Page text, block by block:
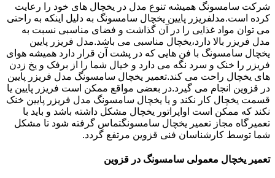
شرکت سامسونگ همیشه تنوع مدل در یخچال های خود را رعایت
کرده است.مدلفریزر پایین یخچال سامسونگ به دلیل اینکه به راحتی
می توان مواد غذایی را در آن گذاشت و فضای مناسبی نسبت به
مدل فریزر بالا دارد،یخچال مناسبی می باشد.مدل فریزر پایین
یخچال سامسونگ با فن هایی که در پشت آن قرار دارد همیشه هوای
فریزر را خنک و سرد نگه می دارد و خیال شما را از برفک و یخ زدن
های یخچال راحت می کند.تعمیر یخچال سامسونگ مدل فریزر پایین
در قزوین انجام می گیرد.در بعضی مواقع ممکن است فریزر پایین یا
قسمت یخچال کار نکند و یا یخچال سامسونگ مدل فریزر پایین خنک
نکند که ممکن است اواپراتور یخچال مشکل داشته باشد و باید با
تعمیرگاه مجاز تعمیر یخچال سامسونگتماس گرفته شود تا مشکل
شما توسط کارشناسان فنی قزوین مرتفع گردد.
تعمیر یخچال معمولی سامسونگ در قزوین